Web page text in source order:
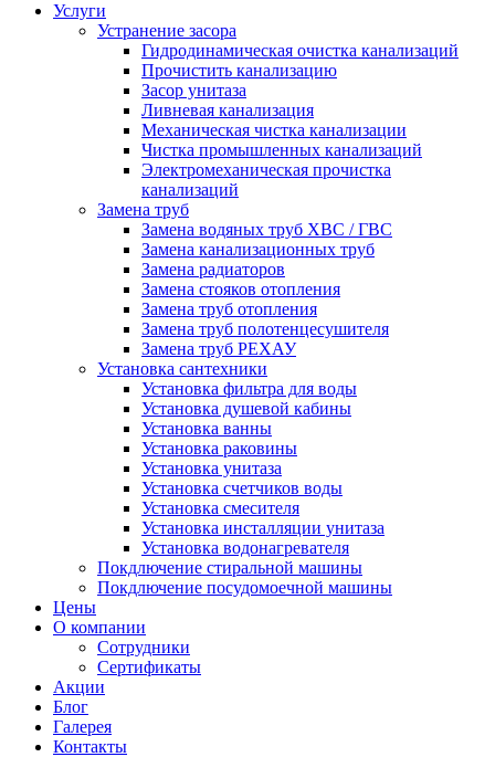
Услуги
Устранение засора
Гидродинамическая очистка канализаций
Прочистить канализацию
Засор унитаза
Ливневая канализация
Механическая чистка канализации
Чистка промышленных канализаций
Электромеханическая прочистка
канализаций
Замена труб
Замена водяных труб ХВС / ГВС
Замена канализационных труб
Замена радиаторов
Замена стояков отопления
Замена труб отопления
Замена труб полотенцесушителя
Замена труб РЕХАУ
Установка сантехники
Установка фильтра для воды
Установка душевой кабины
Установка ванны
Установка раковины
Установка унитаза
Установка счетчиков воды
Установка смесителя
Установка инсталляции унитаза
Установка водонагревателя
Покдлючение стиральной машины
Покдлючение посудомоечной машины
Цены
О компании
Сотрудники
Сертификаты
Акции
Блог
Галерея
Контакты